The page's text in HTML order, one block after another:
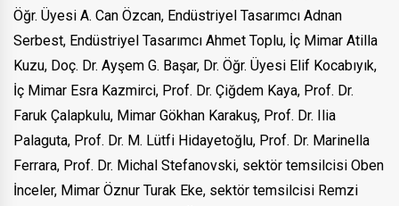
Öğr. Üyesi A. Can Özcan, Endüstriyel Tasarımcı Adnan
Serbest, Endüstriyel Tasarımcı Ahmet Toplu, İç Mimar Atilla
Kuzu, Doç. Dr. Ayşem G. Başar, Dr. Öğr. Üyesi Elif Kocabıyık,
İç Mimar Esra Kazmirci, Prof. Dr. Çiğdem Kaya, Prof. Dr.
Faruk Çalapkulu, Mimar Gökhan Karakuş, Prof. Dr. Ilia
Palaguta, Prof. Dr. M. Lütfi Hidayetoğlu, Prof. Dr. Marinella
Ferrara, Prof. Dr. Michal Stefanovski, sektör temsilcisi Oben
İnceler, Mimar Öznur Turak Eke, sektör temsilcisi Remzi